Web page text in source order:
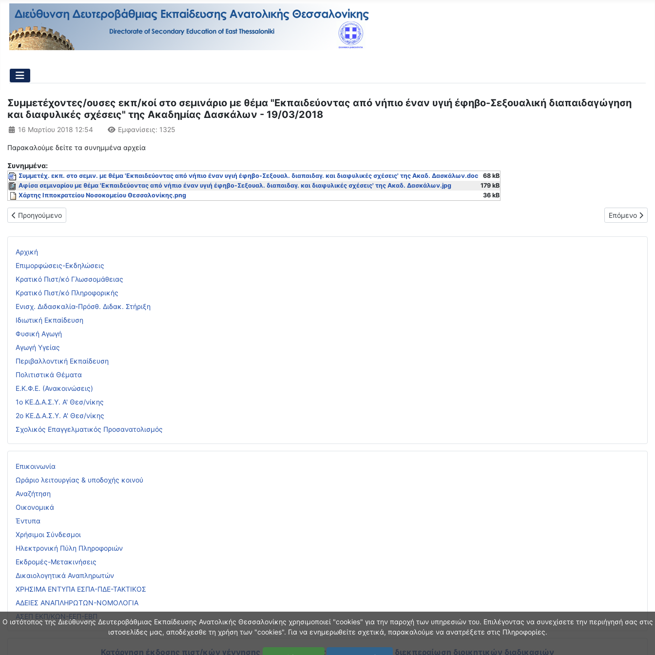
Ο ιστότοπος της Διεύθυνσης Δευτεροβάθμιας Εκπαίδευσης Ανατολικής Θεσσαλονίκης χρησιμοποιεί "cookies" για την παροχή των υπηρεσιών του. Επιλέγοντας να συνεχίσετε την περιήγησή σας στις
ιστοσελίδες μας, αποδέχεσθε τη χρήση των "cookies". Για να ενημερωθείτε σχετικά, παρακαλούμε να ανατρέξετε στις Πληροφορίες.
Αρχική
Επιμορφώσεις-Εκδηλώσεις
Κρατικό Πιστ/κό Γλωσσομάθειας
Κρατικό Πιστ/κό Πληροφορικής
Ενισχ. Διδασκαλία-Πρόσθ. Διδακ. Στήριξη
Ιδιωτική Εκπαίδευση
Φυσική Αγωγή
Αγωγή Υγείας
Περιβαλλοντική Εκπαίδευση
Πολιτιστικά Θέματα
Ε.Κ.Φ.Ε. (Ανακοινώσεις)
1ο ΚΕ.Δ.Α.Σ.Υ. Α' Θεσ/νίκης
2ο ΚΕ.Δ.Α.Σ.Υ. Α' Θεσ/νίκης
Σχολικός Επαγγελματικός Προσανατολισμός
Επικοινωνία
Ωράριο λειτουργίας & υποδοχής κοινού
Αναζήτηση
Οικονομικά
Έντυπα
Χρήσιμοι Σύνδεσμοι
Ηλεκτρονική Πύλη Πληροφοριών
Εκδρομές-Μετακινήσεις
Δικαιολογητικά Αναπληρωτών
ΧΡΗΣΙΜΑ ΕΝΤΥΠΑ ΕΣΠΑ-ΠΔΕ-ΤΑΚΤΙΚΟΣ
ΑΔΕΙΕΣ ΑΝΑΠΛΗΡΩΤΩΝ-ΝΟΜΟΛΟΓΙΑ
ΑΣΕΠ ΕΚΠ/ΚΩΝ-ΕΕΠ-ΕΒΠ
Κατάργηση έκδοσης πιστ/κών γέννησης και οικογεν. κατάστασης κατά τη διεκπεραίωση διοικητικών διαδικασιών
Συμμετέχοντες/ουσες εκπ/κοί στο σεμινάριο με θέμα "Εκπαιδεύοντας από νήπιο έναν υγιή έφηβο-Σεξουαλική διαπαιδαγώγηση
και διαφυλικές σχέσεις" της Ακαδημίας Δασκάλων - 19/03/2018
Λεπτομέρειες
16 Μαρτίου 2018 12:54 Εμφανίσεις: 1325
Παρακαλούμε δείτε τα συνημμένα αρχεία
Συνημμένα:
Συμμετέχ. εκπ. στο σεμιν. με θέμα 'Εκπαιδεύοντας από νήπιο έναν υγιή έφηβο-Σεξουαλ. διαπαιδαγ. και διαφυλικές σχέσεις' της Ακαδ. Δασκάλων.doc
68 kB
Αφίσα σεμιναρίου με θέμα 'Εκπαιδεύοντας από νήπιο έναν υγιή έφηβο-Σεξουαλ. διαπαιδαγ. και διαφυλικές σχέσεις' της Ακαδ. Δασκάλων.jpg
179 kB
Χάρτης Ιπποκρατείου Νοσοκομείου Θεσσαλονίκης.png
36 kB
Προηγούμενο άρθρο: Πίνακας συμμετεχόντων στα σεμινάρια Α' Βοηθειών του Ελληνικού Ερυθρού Σταυρού
Προηγούμενο Επόμενο
Επόμενο